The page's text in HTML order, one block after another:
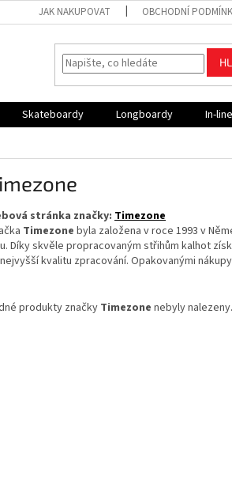
JAK NAKUPOVAT OBCHODNÍ
Skateboardy Longboardy In-
stránka značky: Timezone
Timezone byla založena v roce 1993 v
Díky skvěle propracovaným střihům kalhot
kvalitu zpracování. Opakovanými
produkty značky Timezone nebyly